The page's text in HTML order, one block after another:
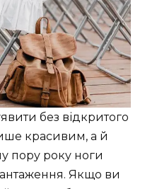
без відкритого
красивим, а й
пору року ноги
Якщо ви